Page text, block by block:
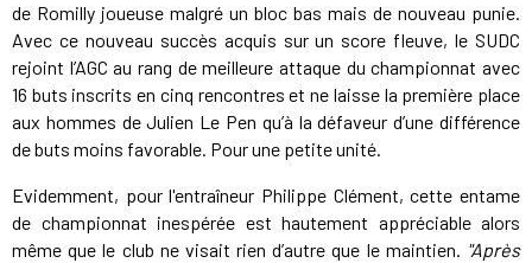
de Romilly joueuse malgré un bloc bas mais de nouveau punie.
Avec ce nouveau succès acquis sur un score fleuve, le SUDC
rejoint l’AGC au rang de meilleure attaque du championnat avec
16 buts inscrits en cinq rencontres et ne laisse la première place
aux hommes de Julien Le Pen qu’à la défaveur d’une différence
de buts moins favorable. Pour une petite unité.
Evidemment, pour l'entraîneur Philippe Clément, cette entame
de championnat inespérée est hautement appréciable alors
même que le club ne visait rien d’autre que le maintien. "Après